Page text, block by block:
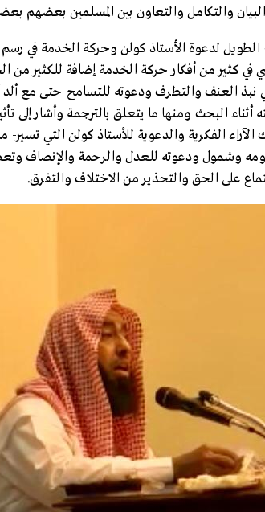
والتكامل والتعاون بين المسلمين بعضهم
لدعوة الأستاذ كولن وحركة الخدمة في رسم
في كثير من أفكار حركة الخدمة إضافة للكثير من
نبذ العنف والتطرف ودعوته للتسامح حتى مع
البحث ومنها ما يتعلق بالترجمة وأشار إلى
الآراء الفكرية والدعوية للأستاذ كولن التي
وشمول ودعوته للعدل والرحمة والإنصاف
على الحق والتحذير من الاختلاف والتفرق.